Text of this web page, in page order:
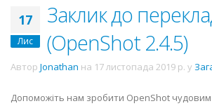
17
Лис
Заклик до
(OpenShot 2.4.5)
Автор Jonathan на 17 листопада 2019 р. у
Допоможіть нам зробити OpenShot чудовим